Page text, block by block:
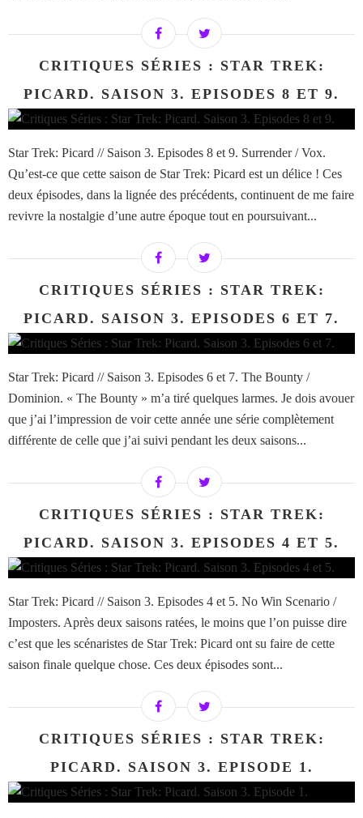
CRITIQUES SÉRIES : STAR TREK:
PICARD. SAISON 3. EPISODES 8 ET 9.
Star Trek: Picard // Saison 3. Episodes 8 et 9. Surrender / Vox.
Qu’est-ce que cette saison de Star Trek: Picard est un délice ! Ces
deux épisodes, dans la lignée des précédents, continuent de me faire
revivre la nostalgie d’une autre époque tout en poursuivant...
CRITIQUES SÉRIES : STAR TREK:
PICARD. SAISON 3. EPISODES 6 ET 7.
Star Trek: Picard // Saison 3. Episodes 6 et 7. The Bounty /
Dominion. « The Bounty » m’a tiré quelques larmes. Je dois avouer
que j’ai l’impression de voir cette année une série complètement
différente de celle que j’ai suivi pendant les deux saisons...
CRITIQUES SÉRIES : STAR TREK:
PICARD. SAISON 3. EPISODES 4 ET 5.
Star Trek: Picard // Saison 3. Episodes 4 et 5. No Win Scenario /
Imposters. Après deux saisons ratées, le moins que l’on puisse dire
c’est que les scénaristes de Star Trek: Picard ont su faire de cette
saison finale quelque chose. Ces deux épisodes sont...
CRITIQUES SÉRIES : STAR TREK:
PICARD. SAISON 3. EPISODE 1.